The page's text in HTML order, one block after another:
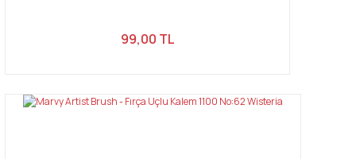
99,00 TL